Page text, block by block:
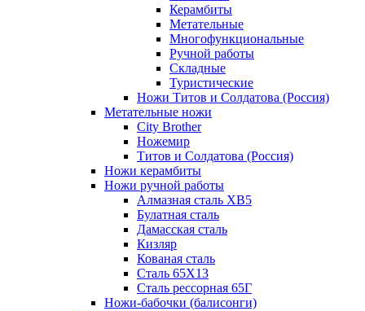
Керамбиты
Метательные
Многофункциональные
Ручной работы
Складные
Туристические
Ножи Титов и Солдатова (Россия)
Метательные ножи
City Brother
Ножемир
Титов и Солдатова (Россия)
Ножи керамбиты
Ножи ручной работы
Алмазная сталь ХВ5
Булатная сталь
Дамасская сталь
Кизляр
Кованая сталь
Сталь 65Х13
Сталь рессорная 65Г
Ножи-бабочки (балисонги)